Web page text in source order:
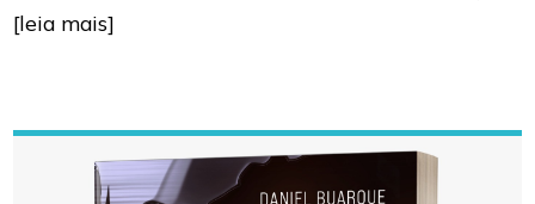
[leia mais]